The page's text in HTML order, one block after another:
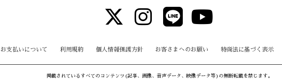
お支払いについて 利用規約 個人情報保護方針 お客さまへのお願い 特商法に基づく表示
掲載されているすべてのコンテンツ (記事、画像、音声データ、映像データ等)の無断転載を禁じます。